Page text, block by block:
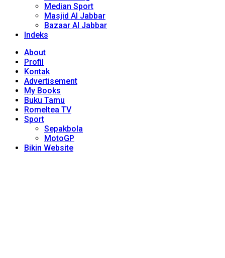
Median Sport
Masjid Al Jabbar
Bazaar Al Jabbar
Indeks
About
Profil
Kontak
Advertisement
My Books
Buku Tamu
Romeltea TV
Sport
Sepakbola
MotoGP
Bikin Website